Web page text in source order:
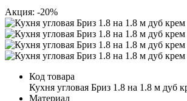
Акция: -20%
Код товара
Кухня угловая Бриз 1.8 на 1.8 м дуб
Материал